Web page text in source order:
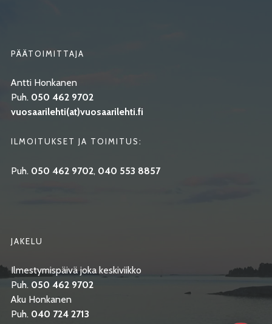
PÄÄTOIMITTAJA
Antti Honkanen
Puh. 050 462 9702
vuosaarilehti(at)vuosaarilehti.fi
ILMOITUKSET JA TOIMITUS:
Puh. 050 462 9702, 040 553 8857
JAKELU
Ilmestymispäivä joka keskiviikko
Puh. 050 462 9702
Aku Honkanen
Puh. 040 724 2713